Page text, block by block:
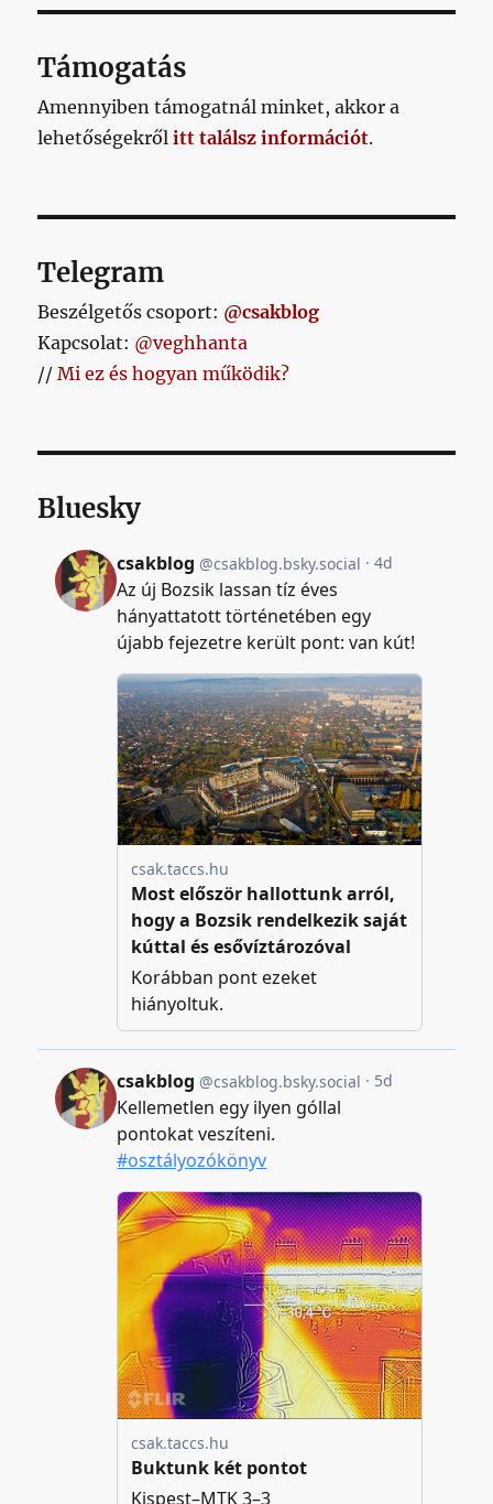
OLD
Támogatás
Amennyiben támogatnál minket, akkor a
lehetőségekrőlitt találsz információt.
Telegram
Beszélgetős csoport: @csakblog
Kapcsolat: @veghhanta
//Mi ez és hogyan működik?
Bluesky